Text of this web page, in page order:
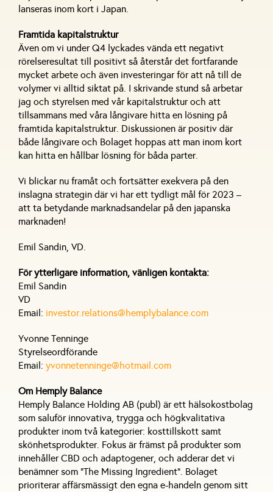
lanseras inom kort i Japan.
Framtida kapitalstruktur
Även om vi under Q4 lyckades vända ett negativt
rörelseresultat till positivt så återstår det fortfarande
mycket arbete och även investeringar för att nå till de
volymer vi alltid siktat på. I skrivande stund så arbetar
jag och styrelsen med vår kapitalstruktur och att
tillsammans med våra långivare hitta en lösning på
framtida kapitalstruktur. Diskussionen är positiv där
både långivare och Bolaget hoppas att man inom kort
kan hitta en hållbar lösning för båda parter.
Vi blickar nu framåt och fortsätter exekvera på den
inslagna strategin där vi har ett tydligt mål för 2023 –
att ta betydande marknadsandelar på den japanska
marknaden!
Emil Sandin, VD.
För ytterligare information, vänligen kontakta:
Emil Sandin
VD
Email: investor.relations@hemplybalance.com
Yvonne Tenninge
Styrelseordförande
Email: yvonnetenninge@hotmail.com
Om Hemply Balance
Hemply Balance Holding AB (publ) är ett hälsokostbolag
som saluför innovativa, trygga och högkvalitativa
produkter inom två kategorier: kosttillskott samt
skönhetsprodukter. Fokus är främst på produkter som
innehåller CBD och adaptogener, och adderar det vi
benämner som ”The Missing Ingredient”. Bolaget
prioriterar affärsmässigt den egna e-handeln genom sitt